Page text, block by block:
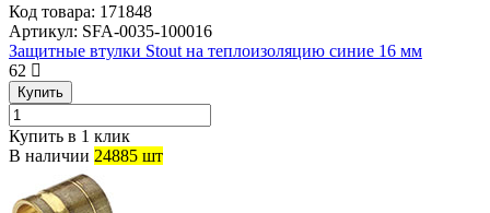
Код товара: 171848
Артикул: SFA-0035-100016
Защитные втулки Stout на теплоизоляцию синие 16 мм
62
Купить
Купить в 1 клик
В наличии 24885 шт